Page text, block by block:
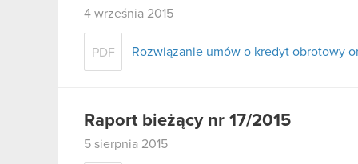
4 września 2015
PDF Rozwiązanie umów o kredyt obrotowy
Raport bieżący nr 17/2015
5 sierpnia 2015